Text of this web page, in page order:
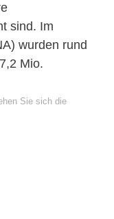
sind. Im
wurden rund
Mio.
Sie sich die